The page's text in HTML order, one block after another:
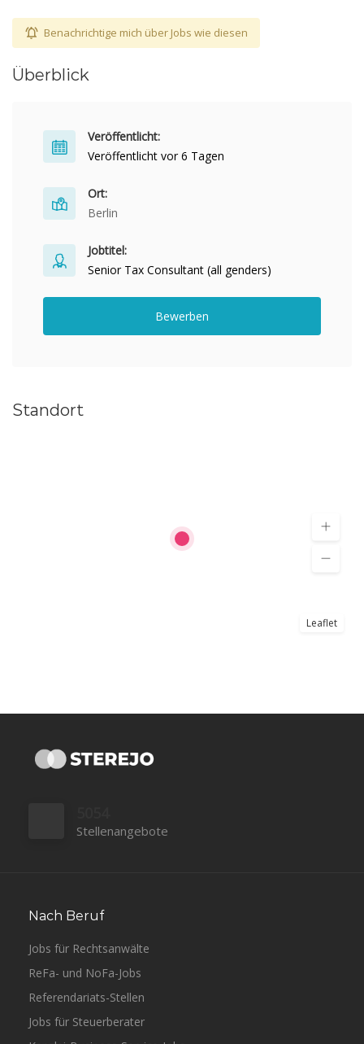
Benachrichtige mich über Jobs wie diesen
Überblick
Veröffentlicht:
Veröffentlicht vor 6 Tagen
Ort:
Berlin
Jobtitel:
Senior Tax Consultant (all genders)
Bewerben
Standort
Leaflet
Stellenangebote
Nach Beruf
Jobs für Rechtsanwälte
ReFa- und NoFa-Jobs
Referendariats-Stellen
Jobs für Steuerberater